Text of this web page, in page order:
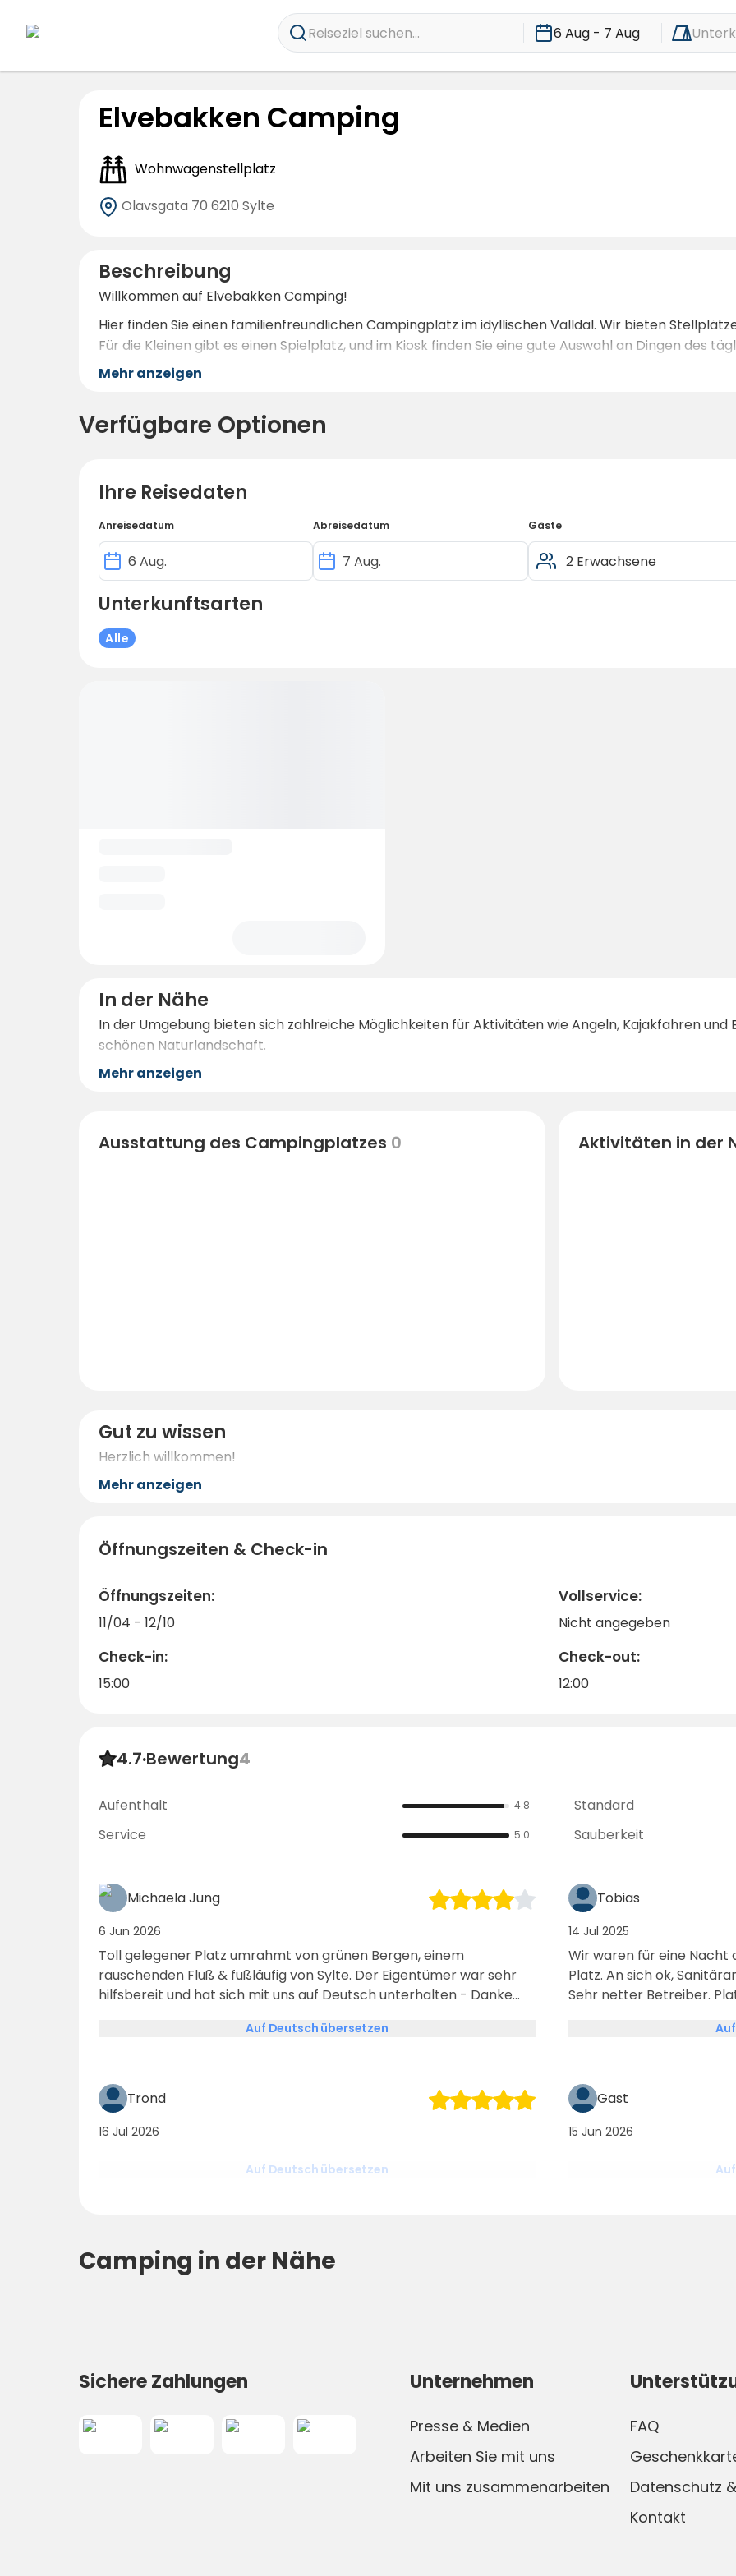
Reiseziel suchen... 6 Aug - 7 Aug
Elvebakken Camping
Wohnwagenstellplatz
Olavsgata 70 6210 Sylte
Beschreibung
Willkommen auf Elvebakken Camping!
Hier finden Sie einen familienfreundlichen Campingplatz im idyllischen Valldal. Wir bieten
Für die Kleinen gibt es einen Spielplatz, und im Kiosk finden Sie eine gute Auswahl an Dingen des
Mehr anzeigen
Verfügbare Optionen
Ihre Reisedaten
Anreisedatum Abreisedatum Gäste
Unterkunftsarten
Alle
In der Nähe
In der Umgebung bieten sich zahlreiche Möglichkeiten für Aktivitäten wie Angeln, Kajakfahren
schönen Naturlandschaft.
Mehr anzeigen
Ausstattung des Campingplatzes 0 Aktivitäten in der
Gut zu wissen
Herzlich willkommen!
Mehr anzeigen
Öffnungszeiten & Check-in
Öffnungszeiten:
11/04 - 12/10
Vollservice:
Nicht angegeben
Check-in:
15:00
Check-out:
12:00
4.7·Bewertung4
Aufenthalt 4.8 Standard
Service 5.0 Sauberkeit
Michaela Jung
6 Jun 2026
Toll gelegener Platz umrahmt von grünen Bergen, einem
rauschenden Fluß & fußläufig von Sylte. Der Eigentümer war sehr
hilfsbereit und hat sich mit uns auf Deutsch unterhalten - Danke
mich einer vorigen Bewertung an: man renoviert ja zu Hause auch
Auf Deutsch übersetzen
Tobias
14 Jul 2025
Wir waren für eine Nacht
Platz. An sich ok,
Sehr netter Betreiber.
Trond
16 Jul 2026
Auf Deutsch übersetzen
Gast
15 Jun 2026
Camping in der Nähe
Sichere Zahlungen Unternehmen
Presse & Medien
Arbeiten Sie mit uns
Mit uns zusammenarbeiten
FAQ
Datenschutz
Kontakt